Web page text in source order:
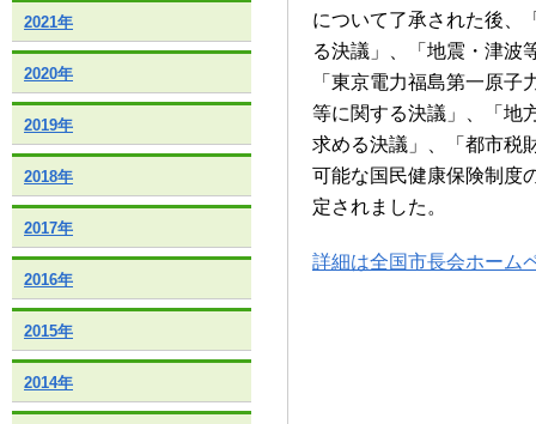
について了承された後、
る決議」、「地震・津波
「東京電力福島第一原
等に関する決議」、「地
求める決議」、「都市税
可能な国民健康保険制度
定されました。
詳細は全国市長会ホーム
2021年
2020年
2019年
2018年
2017年
2016年
2015年
2014年